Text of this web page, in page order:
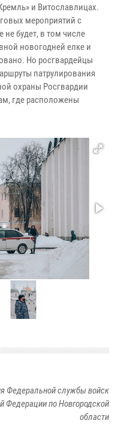
и Витославлицах.
мероприятий с
будет, в том числе
новогодней елке и
Но росгвардейцы
патрулирования
охраны Росгвардии
где расположены
Федеральной службы войск
Федерации по Новгородской
области